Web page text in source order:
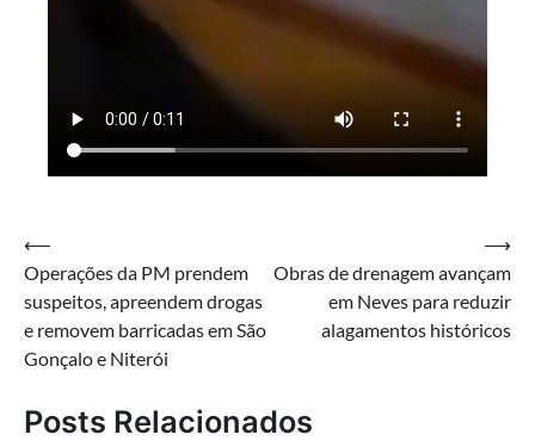
Navegação
de
Post
⟵
Operações da PM prendem
suspeitos, apreendem drogas
e removem barricadas em São
Gonçalo e Niterói
Obras de drenagem avançam
em Neves para reduzir
alagamentos históricos
⟶
Posts Relacionados